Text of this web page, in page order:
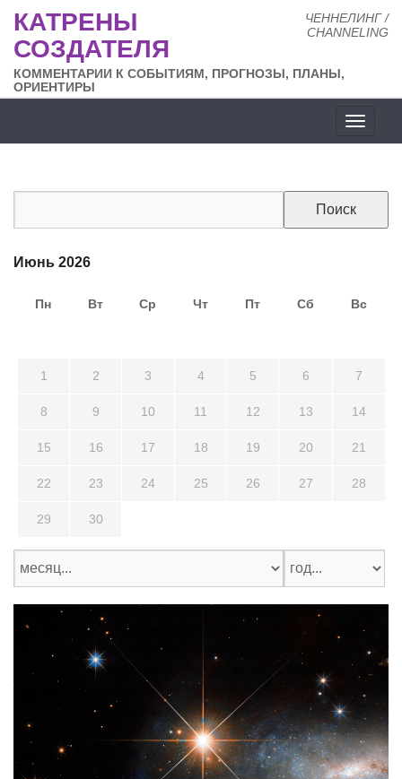
ЧЕННЕЛИНГ /
CHANNELING
КАТРЕНЫ
СОЗДАТЕЛЯ
КОММЕНТАРИИ К СОБЫТИЯМ, ПРОГНОЗЫ, ПЛАНЫ,
ОРИЕНТИРЫ
сайта
Июнь 2026
Пн Вт Ср Чт Пт Сб Вс
1 2 3 4 5 6 7
8 9 10 11 12 13 14
15 16 17 18 19 20 21
22 23 24 25 26 27 28
29 30